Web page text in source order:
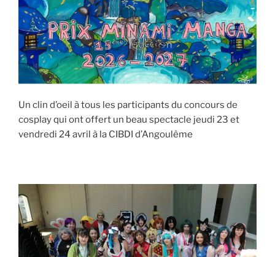
Un clin d’oeil à tous les participants du concours de
cosplay qui ont offert un beau spectacle jeudi 23 et
vendredi 24 avril à la CIBDI d’Angoulême